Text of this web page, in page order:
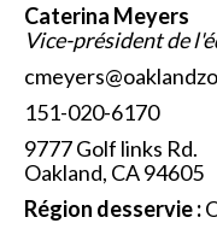
Caterina Meyers
Vice-président de
151-020-6170
9777 Golf links Rd.
Oakland, CA 94605
Région desservie :